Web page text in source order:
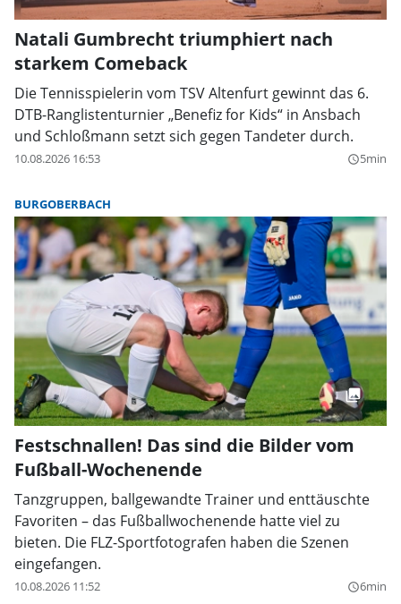
Natali Gumbrecht triumphiert nach
starkem Comeback
Die Tennisspielerin vom TSV Altenfurt gewinnt das 6.
DTB-Ranglistenturnier „Benefiz for Kids“ in Ansbach
und Schloßmann setzt sich gegen Tandeter durch.
10.08.2026 16:53 query_builder5min
BURGOBERBACH
Festschnallen! Das sind die Bilder vom
Fußball-Wochenende
Tanzgruppen, ballgewandte Trainer und enttäuschte
Favoriten – das Fußballwochenende hatte viel zu
bieten. Die FLZ-Sportfotografen haben die Szenen
eingefangen.
10.08.2026 11:52 query_builder6min